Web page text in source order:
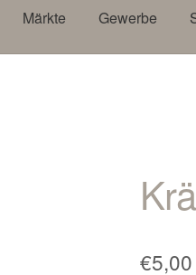
Märkte Gewerbe
€5,00